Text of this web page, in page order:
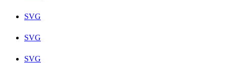
SVG
SVG
SVG